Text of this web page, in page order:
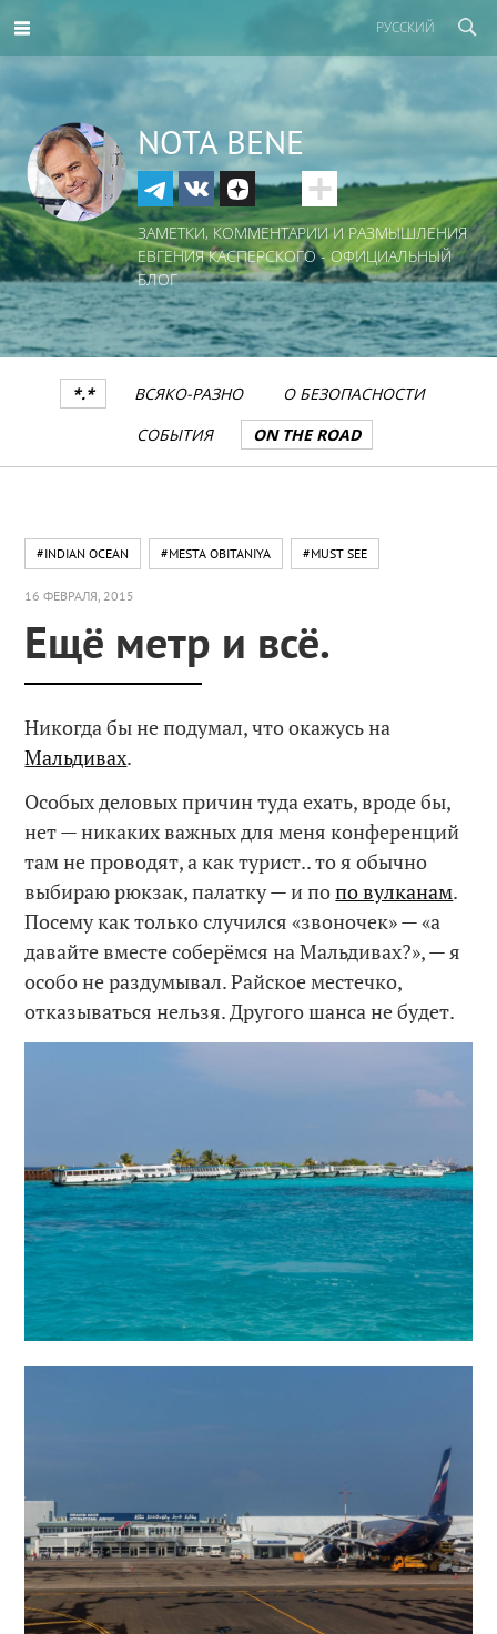
РУССКИЙ
NOTA BENE
ЗАМЕТКИ, КОММЕНТАРИИ И РАЗМЫШЛЕНИЯ
ЕВГЕНИЯ КАСПЕРСКОГО - ОФИЦИАЛЬНЫЙ
БЛОГ
*.* ВСЯКО-РАЗНО
О БЕЗОПАСНОСТИ
СОБЫТИЯ
ON THE ROAD
#INDIAN OCEAN #MESTA OBITANIYA #MUST SEE
16 ФЕВРАЛЯ, 2015
Ещё метр и всё.
Никогда бы не подумал, что окажусь на
Мальдивах.
Особых деловых причин туда ехать, вроде бы,
нет — никаких важных для меня конференций
там не проводят, а как турист.. то я обычно
выбираю рюкзак, палатку — и попо вулканам.
Посему как только случился «звоночек» — «а
давайте вместе соберёмся на Мальдивах?», — я
особо не раздумывал. Райское местечко,
отказываться нельзя. Другого шанса не будет.